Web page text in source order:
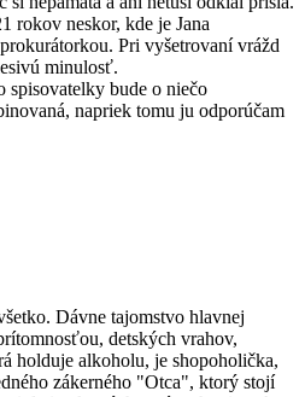
rokov neskor, kde je Jana
Pri vyšetrovaní vrážd
minulosť.
spisovatelky bude o niečo
napriek tomu ju odporúčam
Dávne tajomstvo hlavnej
detských vrahov,
holduje alkoholu, je shopoholička,
zákerného "Otca", ktorý stojí